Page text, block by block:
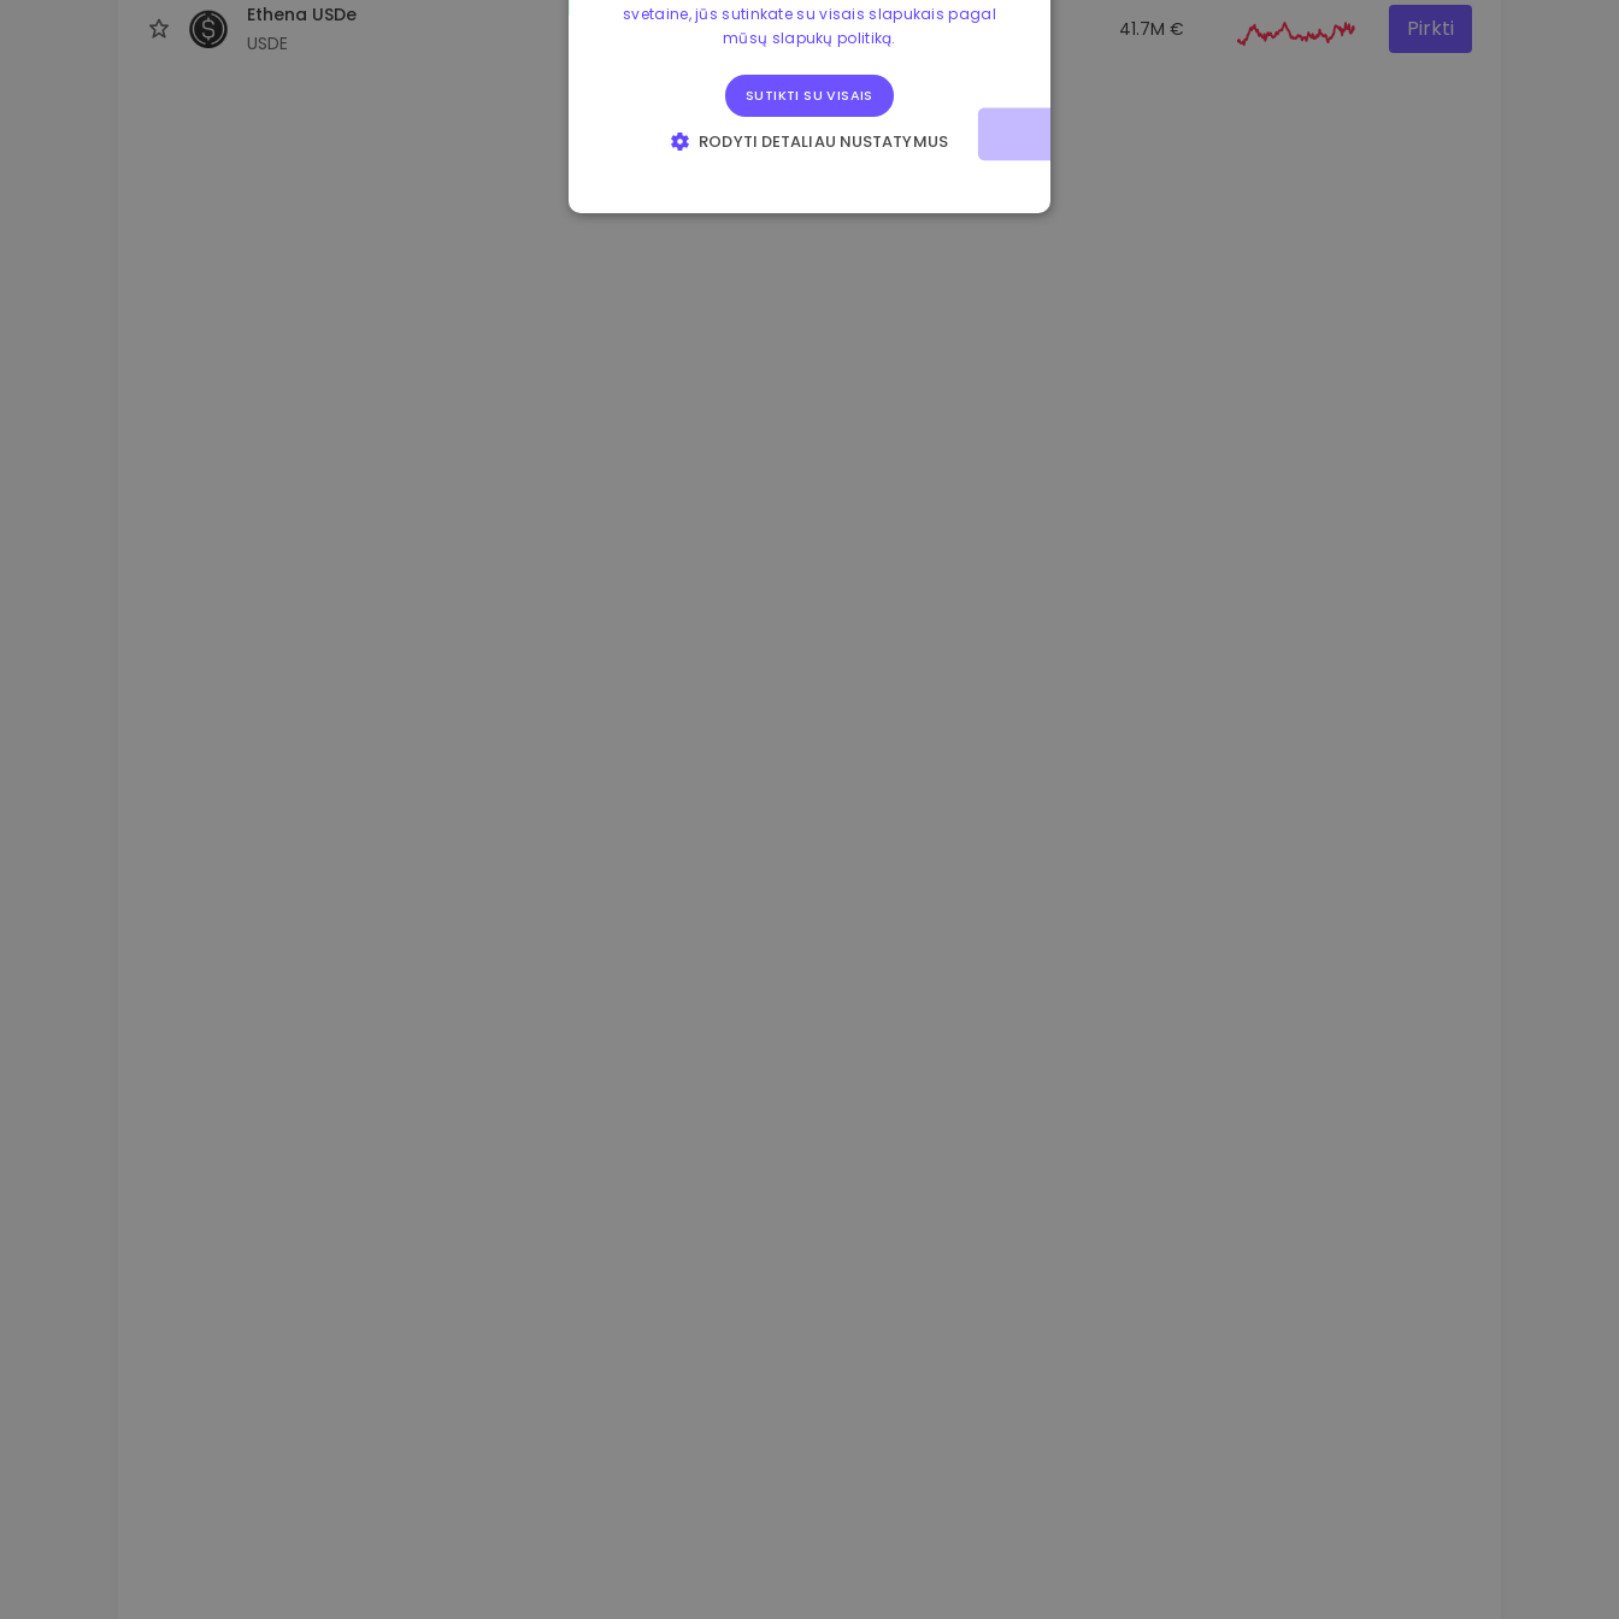
Ethena USDe
USDE
0.865215 € 0.00% 3.4B € 41.7M € Pirkti
svetaine, jūs sutinkate su visais slapukais pagal
mūsų slapukų politiką.
SUTIKTI SU VISAIS
RODYTI DETALIAU NUSTATYMUS